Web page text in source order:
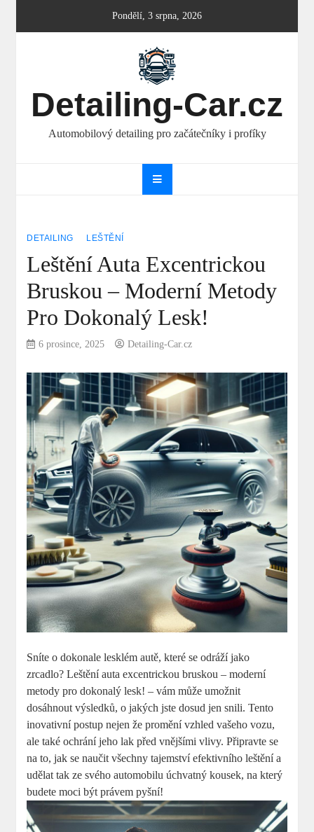
Pondělí, 3 srpna, 2026
Detailing-Car.cz
Automobilový detailing pro začátečníky i profíky
DETAILING LEŠTĚNÍ
Leštění Auta Excentrickou
Bruskou – Moderní Metody
Pro Dokonalý Lesk!
6 prosince, 2025 Detailing-Car.cz
Sníte o dokonale lesklém autě, které se odráží jako
zrcadlo? Leštění auta excentrickou bruskou – moderní
metody pro dokonalý lesk! – vám může umožnit
dosáhnout výsledků, o jakých jste dosud jen snili. Tento
inovativní postup nejen že promění vzhled vašeho vozu,
ale také ochrání jeho lak před vnějšími vlivy. Připravte se
na to, jak se naučit všechny tajemství efektivního leštění a
udělat tak ze svého automobilu úchvatný kousek, na který
budete moci být právem pyšní!